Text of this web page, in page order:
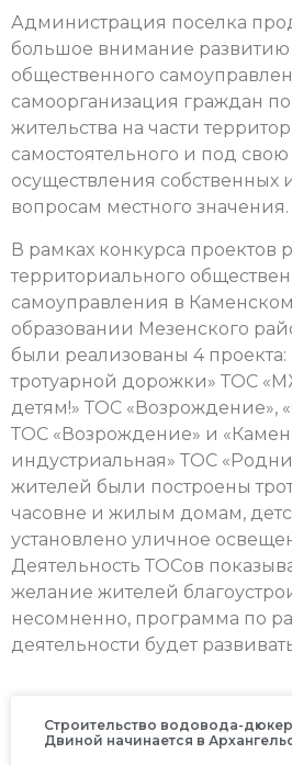
Администрация поселка
большое внимание развитию
общественного
самоорганизация граждан по
жительства на части
самостоятельного и под свою
осуществления собственных
вопросам местного значения.
В рамках конкурса проектов
территориального
самоуправления в
образовании Мезенского
были реализованы 4 проекта:
тротуарной дорожки» ТОС
детям!» ТОС «Возрождение»,
ТОС «Возрождение» и
индустриальная» ТОС
жителей были построены
часовне и жилым домам,
установлено уличное
Деятельность ТОСов
желание жителей
несомненно, программа по
деятельности будет
Строительство водовода-
Двиной начинается в